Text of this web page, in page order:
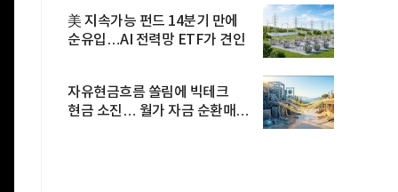
美 지속가능 펀드 14분기 만에
순유입…AI 전력망 ETF가 견인
자유현금흐름 쏠림에 빅테크
현금 소진… 월가 자금 순환매